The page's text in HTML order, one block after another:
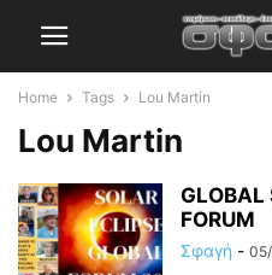
Home Tags Lou Martin
Lou Martin
GLOBAL
FORUM
Σφαγή -